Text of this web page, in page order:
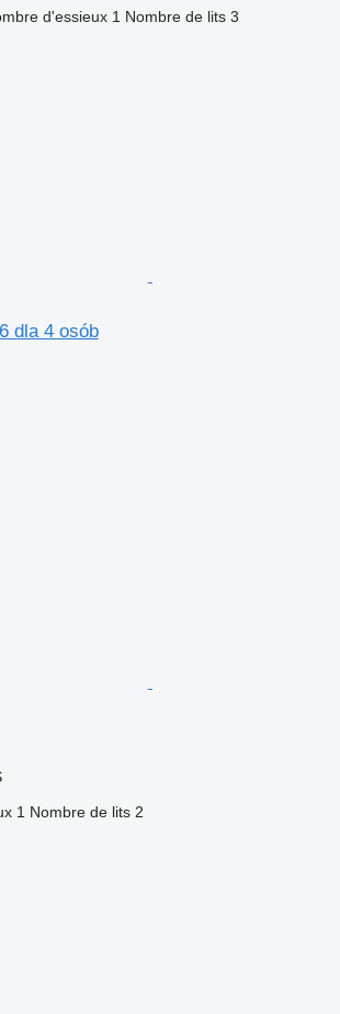
d'essieux 1 Nombre de lits 3
dla 4 osób
1 Nombre de lits 2